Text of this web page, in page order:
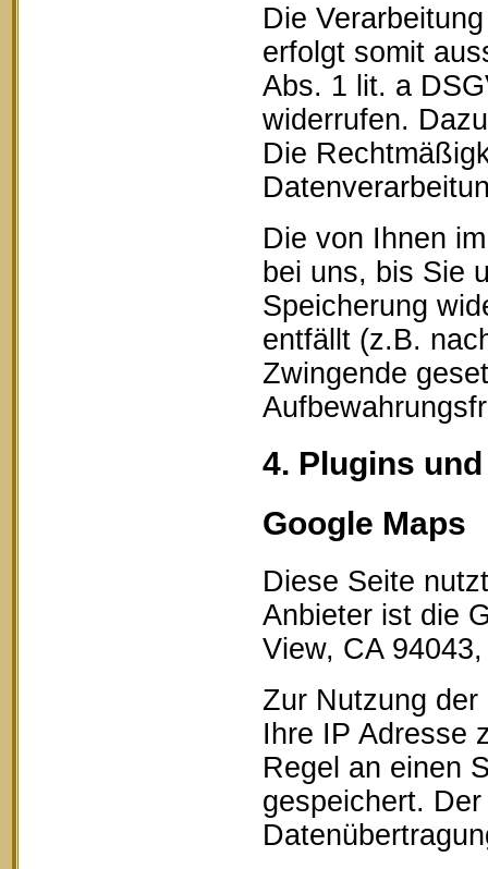
Die
erfolgt somit
Abs. 1 lit. a
widerrufen.
Die
Die von Ihnen
bei uns, bis Sie
Speicherung
entfällt (z.B.
Zwingende
4. Plugins
Google Maps
Diese Seite
Anbieter ist die
View, CA
Zur Nutzung
Ihre IP Adresse
Regel an einen
gespeichert.